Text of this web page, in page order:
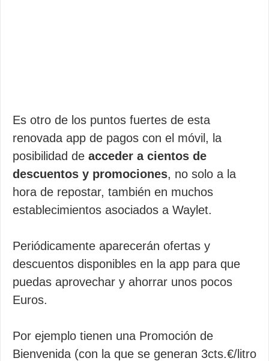
Es otro de los puntos fuertes de esta
renovada app de pagos con el móvil, la
posibilidad de acceder a cientos de
descuentos y promociones, no solo a la
hora de repostar, también en muchos
establecimientos asociados a Waylet.
Periódicamente aparecerán ofertas y
descuentos disponibles en la app para que
puedas aprovechar y ahorrar unos pocos
Euros.
Por ejemplo tienen una Promoción de
Bienvenida (con la que se generan 3cts.€/litro